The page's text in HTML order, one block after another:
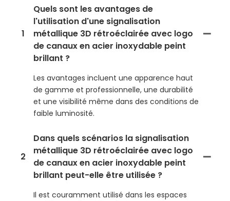
1
Quels sont les avantages de
l'utilisation d'une signalisation
métallique 3D rétroéclairée avec logo
de canaux en acier inoxydable peint
brillant ?
Les avantages incluent une apparence haut
de gamme et professionnelle, une durabilité
et une visibilité même dans des conditions de
faible luminosité.
2
Dans quels scénarios la signalisation
métallique 3D rétroéclairée avec logo
de canaux en acier inoxydable peint
brillant peut-elle être utilisée ?
Il est couramment utilisé dans les espaces